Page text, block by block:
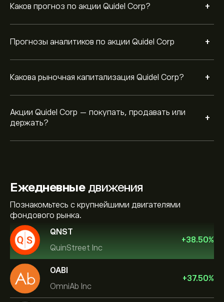
Каков прогноз по акции Quidel Corp? +
Прогнозы аналитиков по акции Quidel Corp +
Какова рыночная капитализация Quidel Corp? +
Акции Quidel Corp — покупать, продавать или
держать?
+
Ежедневныедвижения
Познакомьтесь с крупнейшими двигателями
фондового рынка.
QNST
QuinStreet Inc
+38.50%
OABI
OmniAb Inc
+37.50%